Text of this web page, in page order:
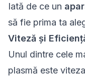
Iată de ce un
să fie prima ta
Viteză și
Unul dintre cele
plasmă este